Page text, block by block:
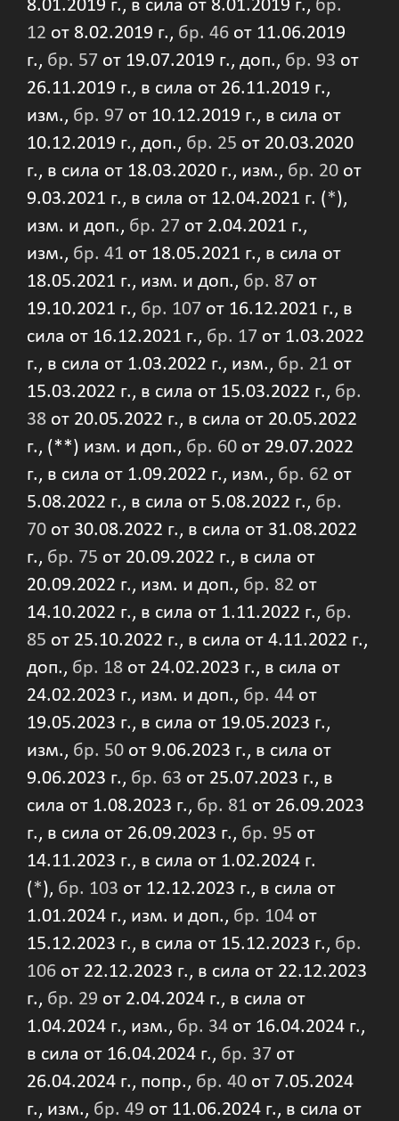
8.01.2019 г., в сила от 8.01.2019 г., бр.
12 от 8.02.2019 г., бр. 46 от 11.06.2019
г., бр. 57 от 19.07.2019 г., доп., бр. 93 от
26.11.2019 г., в сила от 26.11.2019 г.,
изм., бр. 97 от 10.12.2019 г., в сила от
10.12.2019 г., доп., бр. 25 от 20.03.2020
г., в сила от 18.03.2020 г., изм., бр. 20 от
9.03.2021 г., в сила от 12.04.2021 г. (*),
изм. и доп., бр. 27 от 2.04.2021 г.,
изм., бр. 41 от 18.05.2021 г., в сила от
18.05.2021 г., изм. и доп., бр. 87 от
19.10.2021 г., бр. 107 от 16.12.2021 г., в
сила от 16.12.2021 г., бр. 17 от 1.03.2022
г., в сила от 1.03.2022 г., изм., бр. 21 от
15.03.2022 г., в сила от 15.03.2022 г., бр.
38 от 20.05.2022 г., в сила от 20.05.2022
г., (**) изм. и доп., бр. 60 от 29.07.2022
г., в сила от 1.09.2022 г., изм., бр. 62 от
5.08.2022 г., в сила от 5.08.2022 г., бр.
70 от 30.08.2022 г., в сила от 31.08.2022
г., бр. 75 от 20.09.2022 г., в сила от
20.09.2022 г., изм. и доп., бр. 82 от
14.10.2022 г., в сила от 1.11.2022 г., бр.
85 от 25.10.2022 г., в сила от 4.11.2022 г.,
доп., бр. 18 от 24.02.2023 г., в сила от
24.02.2023 г., изм. и доп., бр. 44 от
19.05.2023 г., в сила от 19.05.2023 г.,
изм., бр. 50 от 9.06.2023 г., в сила от
9.06.2023 г., бр. 63 от 25.07.2023 г., в
сила от 1.08.2023 г., бр. 81 от 26.09.2023
г., в сила от 26.09.2023 г., бр. 95 от
14.11.2023 г., в сила от 1.02.2024 г.
(*), бр. 103 от 12.12.2023 г., в сила от
1.01.2024 г., изм. и доп., бр. 104 от
15.12.2023 г., в сила от 15.12.2023 г., бр.
106 от 22.12.2023 г., в сила от 22.12.2023
г., бр. 29 от 2.04.2024 г., в сила от
1.04.2024 г., изм., бр. 34 от 16.04.2024 г.,
в сила от 16.04.2024 г., бр. 37 от
26.04.2024 г., попр., бр. 40 от 7.05.2024
г., изм., бр. 49 от 11.06.2024 г., в сила от